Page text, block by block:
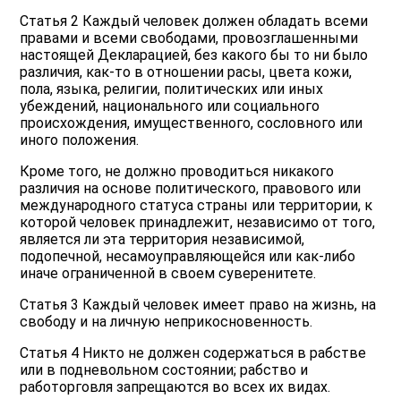
Статья 2 Каждый человек должен обладать всеми
правами и всеми свободами, провозглашенными
настоящей Декларацией, без какого бы то ни было
различия, как-то в отношении расы, цвета кожи,
пола, языка, религии, политических или иных
убеждений, национального или социального
происхождения, имущественного, сословного или
иного положения.
Кроме того, не должно проводиться никакого
различия на основе политического, правового или
международного статуса страны или территории, к
которой человек принадлежит, независимо от того,
является ли эта территория независимой,
подопечной, несамоуправляющейся или как-либо
иначе ограниченной в своем суверенитете.
Статья 3 Каждый человек имеет право на жизнь, на
свободу и на личную неприкосновенность.
Статья 4 Никто не должен содержаться в рабстве
или в подневольном состоянии; рабство и
работорговля запрещаются во всех их видах.